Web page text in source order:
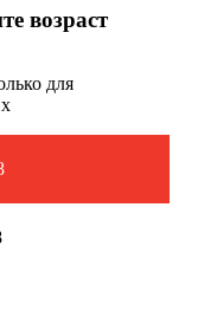
возраст
для